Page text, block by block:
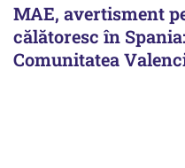
MAE, avertisment
călătoresc în
Comunitatea